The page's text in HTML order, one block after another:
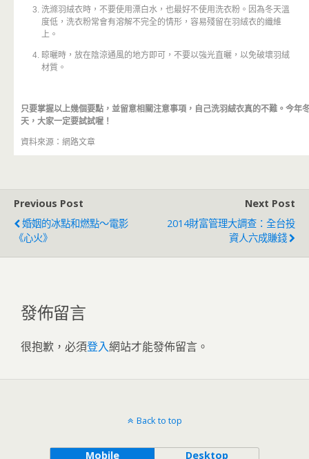
洗滌羽絨衣時，不要使用漂白水，也最好不使用洗衣粉。因為冬天溫
度低，洗衣粉常會有溶解不完全的情形，容易殘留在羽絨衣的纖維
上。
晾曬時，放在陰涼通風的地方即可，不要以強光直曬，以免破壞羽絨
材質。
只要掌握以上幾個要點，並留意相關注意事項，自己洗羽絨衣真的不難。今年
天，大家一定要試試喔！
資料來源：網路文章
Previous Post
婚姻的冰點和燃點～電影
《心火》
Next Post
2014財富管理大調查：全台投
資人六成賺錢
發佈留言
很抱歉，必須登入網站才能發佈留言。
Back to top
Mobile Desktop